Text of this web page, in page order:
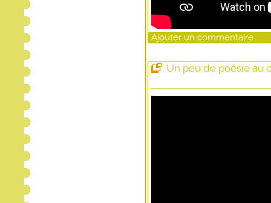
Ajouter un commentaire
Un peu de poésie au